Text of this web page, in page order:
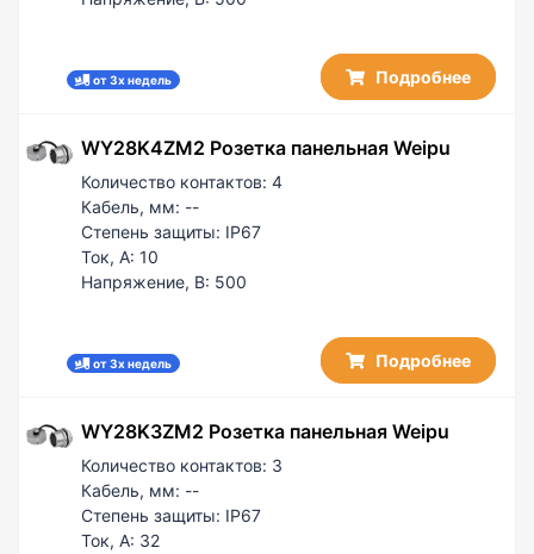
от 3х недель Подробнее
WY28K4ZM2 Розетка панельная Weipu
Количество контактов: 4
Кабель, мм: --
Степень защиты: IP67
Ток, А: 10
Напряжение, В: 500
от 3х недель Подробнее
WY28K3ZM2 Розетка панельная Weipu
Количество контактов: 3
Кабель, мм: --
Степень защиты: IP67
Ток, А: 32